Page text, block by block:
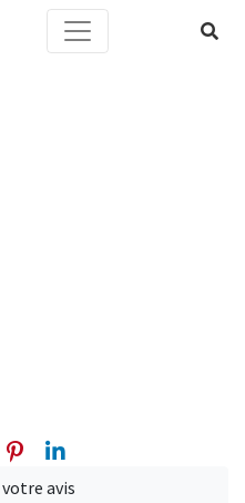
TwitterPinterest
Linkedin
avis